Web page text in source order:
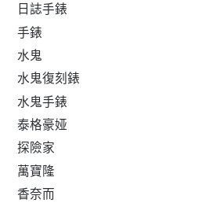
日誌手錶
手錶
水鬼
水鬼復刻錶
水鬼手錶
泰格豪娅
探險家
萬寶隆
香奈而